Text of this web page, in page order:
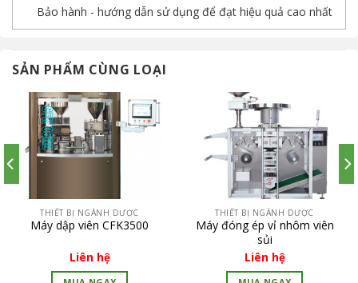
Bảo hành - hướng dẫn sử dụng để đạt hiệu quả cao nhất
SẢN PHẨM CÙNG LOẠI
THIẾT BỊ NGÀNH DƯỢC
Máy dập viên CFK3500
Liên hệ
THIẾT BỊ NGÀNH DƯỢC
Máy đóng ép vỉ nhôm viên
sủi
Liên hệ